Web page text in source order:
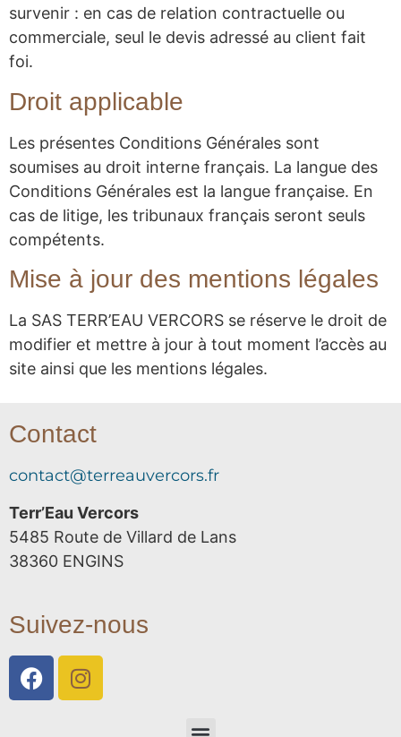
survenir : en cas de relation contractuelle ou
commerciale, seul le devis adressé au client fait
foi.
Droit applicable
Les présentes Conditions Générales sont
soumises au droit interne français. La langue des
Conditions Générales est la langue française. En
cas de litige, les tribunaux français seront seuls
compétents.
Mise à jour des mentions légales
La SAS TERR’EAU VERCORS se réserve le droit de
modifier et mettre à jour à tout moment l’accès au
site ainsi que les mentions légales.
Contact
contact@terreauvercors.fr
Terr’Eau Vercors
5485 Route de Villard de Lans
38360 ENGINS
Suivez-nous